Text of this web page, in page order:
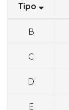
Tipo
B
C
D
E